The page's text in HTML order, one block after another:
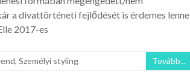
a divattörténeti fejlődését is érdemes lenne
2017-es
, Személyi styling Tovább...